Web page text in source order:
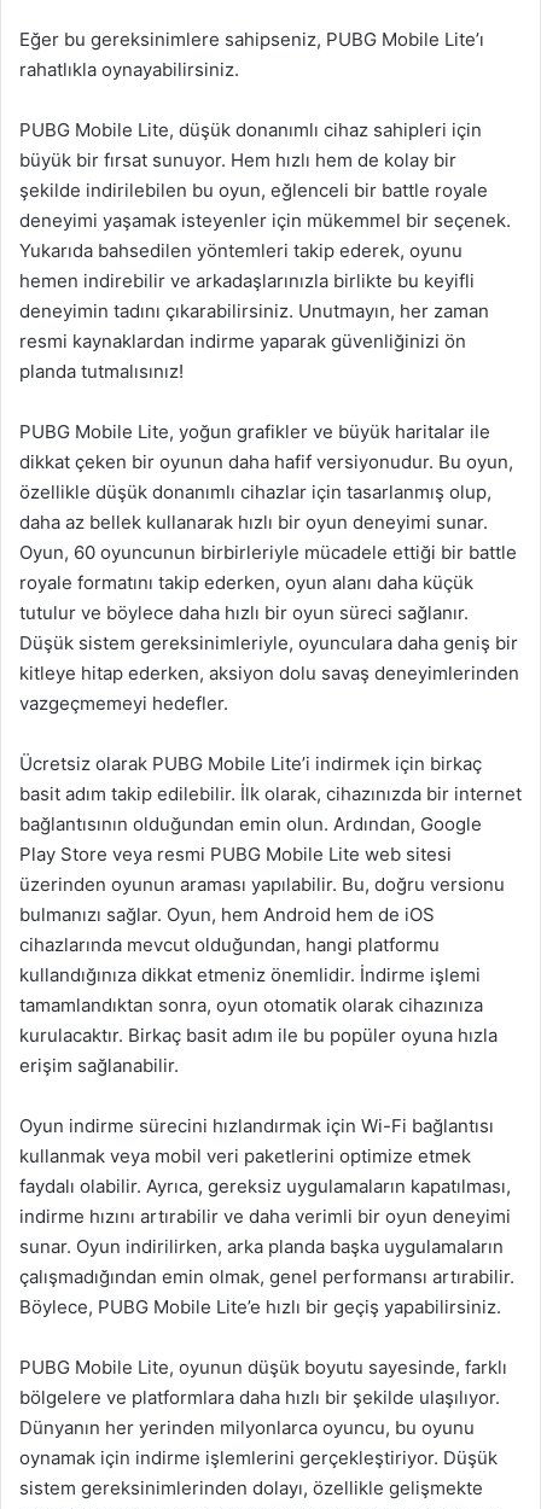
Eğer bu gereksinimlere sahipseniz, PUBG Mobile Lite’ı
rahatlıkla oynayabilirsiniz.
PUBG Mobile Lite, düşük donanımlı cihaz sahipleri için
büyük bir fırsat sunuyor. Hem hızlı hem de kolay bir
şekilde indirilebilen bu oyun, eğlenceli bir battle royale
deneyimi yaşamak isteyenler için mükemmel bir seçenek.
Yukarıda bahsedilen yöntemleri takip ederek, oyunu
hemen indirebilir ve arkadaşlarınızla birlikte bu keyifli
deneyimin tadını çıkarabilirsiniz. Unutmayın, her zaman
resmi kaynaklardan indirme yaparak güvenliğinizi ön
planda tutmalısınız!
PUBG Mobile Lite, yoğun grafikler ve büyük haritalar ile
dikkat çeken bir oyunun daha hafif versiyonudur. Bu oyun,
özellikle düşük donanımlı cihazlar için tasarlanmış olup,
daha az bellek kullanarak hızlı bir oyun deneyimi sunar.
Oyun, 60 oyuncunun birbirleriyle mücadele ettiği bir battle
royale formatını takip ederken, oyun alanı daha küçük
tutulur ve böylece daha hızlı bir oyun süreci sağlanır.
Düşük sistem gereksinimleriyle, oyunculara daha geniş bir
kitleye hitap ederken, aksiyon dolu savaş deneyimlerinden
vazgeçmemeyi hedefler.
Ücretsiz olarak PUBG Mobile Lite’i indirmek için birkaç
basit adım takip edilebilir. İlk olarak, cihazınızda bir internet
bağlantısının olduğundan emin olun. Ardından, Google
Play Store veya resmi PUBG Mobile Lite web sitesi
üzerinden oyunun araması yapılabilir. Bu, doğru versionu
bulmanızı sağlar. Oyun, hem Android hem de iOS
cihazlarında mevcut olduğundan, hangi platformu
kullandığınıza dikkat etmeniz önemlidir. İndirme işlemi
tamamlandıktan sonra, oyun otomatik olarak cihazınıza
kurulacaktır. Birkaç basit adım ile bu popüler oyuna hızla
erişim sağlanabilir.
Oyun indirme sürecini hızlandırmak için Wi-Fi bağlantısı
kullanmak veya mobil veri paketlerini optimize etmek
faydalı olabilir. Ayrıca, gereksiz uygulamaların kapatılması,
indirme hızını artırabilir ve daha verimli bir oyun deneyimi
sunar. Oyun indirilirken, arka planda başka uygulamaların
çalışmadığından emin olmak, genel performansı artırabilir.
Böylece, PUBG Mobile Lite’e hızlı bir geçiş yapabilirsiniz.
PUBG Mobile Lite, oyunun düşük boyutu sayesinde, farklı
bölgelere ve platformlara daha hızlı bir şekilde ulaşılıyor.
Dünyanın her yerinden milyonlarca oyuncu, bu oyunu
oynamak için indirme işlemlerini gerçekleştiriyor. Düşük
sistem gereksinimlerinden dolayı, özellikle gelişmekte